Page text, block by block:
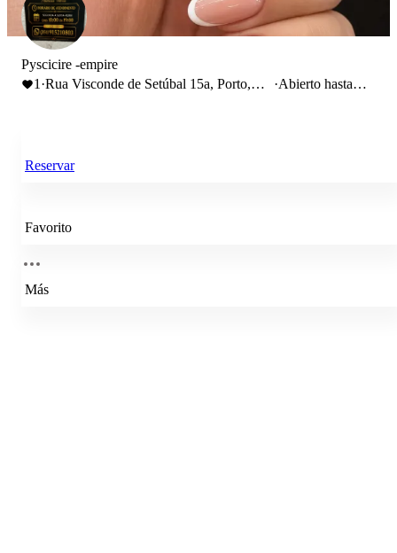
Pyscicire -empire
1 ·Rua Visconde de Setúbal 15a, Porto,
·Abierto hasta
Reservar
Favorito
Más